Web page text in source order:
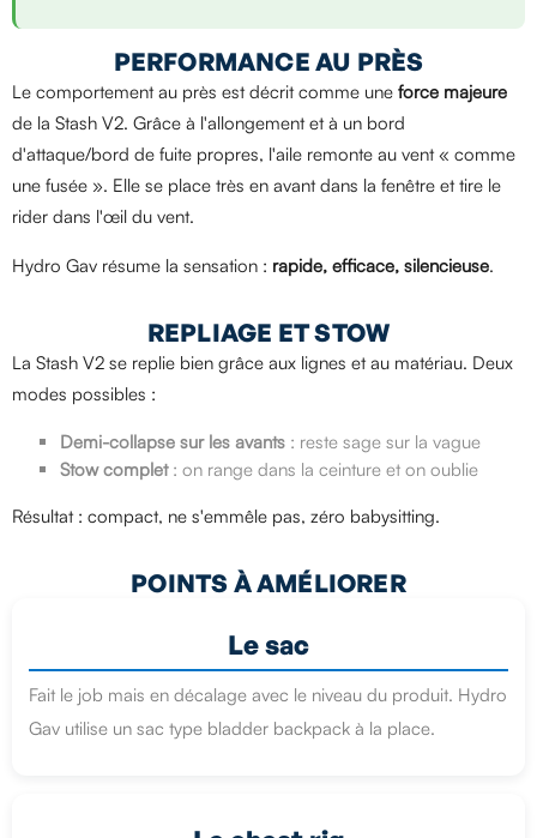
PERFORMANCE AU PRÈS
Le comportement au près est décrit comme une force majeure
de la Stash V2. Grâce à l'allongement et à un bord
d'attaque/bord de fuite propres, l'aile remonte au vent « comme
une fusée ». Elle se place très en avant dans la fenêtre et tire le
rider dans l'œil du vent.
Hydro Gav résume la sensation : rapide, efficace, silencieuse.
REPLIAGE ET STOW
La Stash V2 se replie bien grâce aux lignes et au matériau. Deux
modes possibles :
Demi-collapse sur les avants : reste sage sur la vague
Stow complet: on range dans la ceinture et on oublie
Résultat : compact, ne s'emmêle pas, zéro babysitting.
POINTS À AMÉLIORER
Le sac
Fait le job mais en décalage avec le niveau du produit. Hydro
Gav utilise un sac type bladder backpack à la place.